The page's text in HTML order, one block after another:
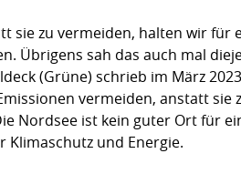
sie zu vermeiden, halten wir
Übrigens sah das auch mal
(Grüne) schrieb im März
vermeiden, anstatt
Nordsee ist kein guter Ort für
Klimaschutz und Energie.